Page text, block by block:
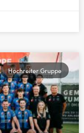
Hochreiter Gruppe